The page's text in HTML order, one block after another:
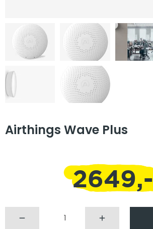
Airthings Wave Plus
2649,-